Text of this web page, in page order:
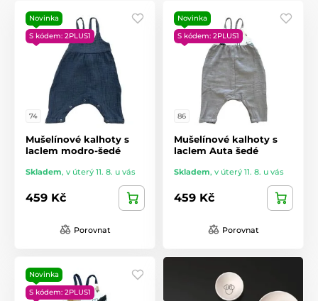
Novinka
S kódem: 2PLUS1
74
Mušelínové kalhoty s
laclem modro-šedé
Skladem, v úterý 11. 8. u vás
459 Kč
Porovnat
Novinka
S kódem: 2PLUS1
86
Mušelínové kalhoty s
laclem Auta šedé
Skladem, v úterý 11. 8. u vás
459 Kč
Porovnat
Novinka
S kódem: 2PLUS1